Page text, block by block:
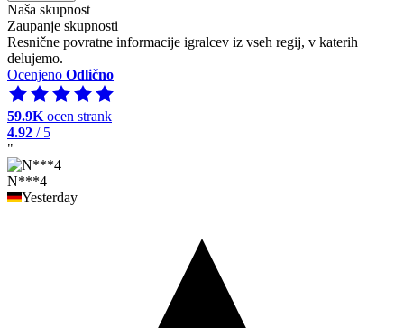
Naša skupnost
Zaupanje skupnosti
Resnične povratne informacije igralcev iz vseh regij, v katerih
delujemo.
Ocenjeno Odlično
59.9K ocen strank
4.92 / 5
"
N***4
Yesterday